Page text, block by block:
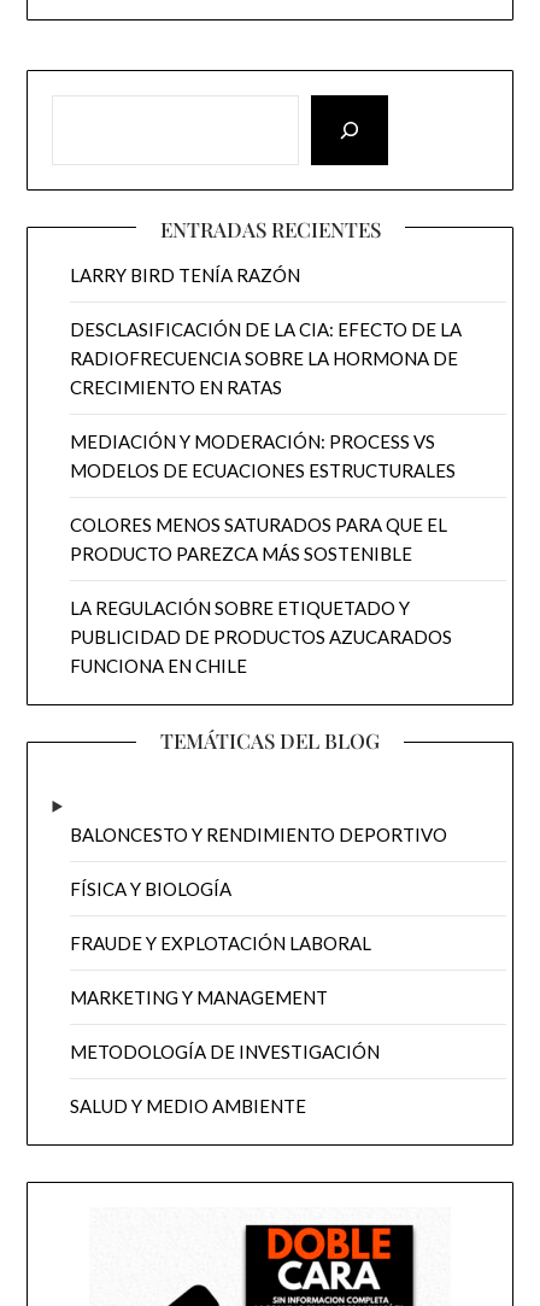
ENTRADAS RECIENTES
LARRY BIRD TENÍA RAZÓN
DESCLASIFICACIÓN DE LA CIA: EFECTO DE LA
RADIOFRECUENCIA SOBRE LA HORMONA DE
CRECIMIENTO EN RATAS
MEDIACIÓN Y MODERACIÓN: PROCESS VS
MODELOS DE ECUACIONES ESTRUCTURALES
COLORES MENOS SATURADOS PARA QUE EL
PRODUCTO PAREZCA MÁS SOSTENIBLE
LA REGULACIÓN SOBRE ETIQUETADO Y
PUBLICIDAD DE PRODUCTOS AZUCARADOS
FUNCIONA EN CHILE
TEMÁTICAS DEL BLOG
BALONCESTO Y RENDIMIENTO DEPORTIVO
FÍSICA Y BIOLOGÍA
FRAUDE Y EXPLOTACIÓN LABORAL
MARKETING Y MANAGEMENT
METODOLOGÍA DE INVESTIGACIÓN
SALUD Y MEDIO AMBIENTE